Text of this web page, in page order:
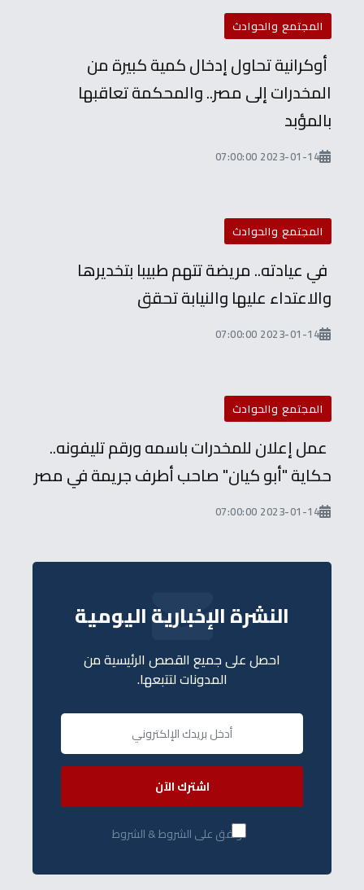
المجتمع والحوادث
أوكرانية تحاول إدخال كمية كبيرة من
المخدرات إلى مصر.. والمحكمة تعاقبها
بالمؤبد
2023-01-14 07:00:00
المجتمع والحوادث
في عيادته.. مريضة تتهم طبيبا بتخديرها
والاعتداء عليها والنيابة تحقق
2023-01-14 07:00:00
المجتمع والحوادث
عمل إعلان للمخدرات باسمه ورقم تليفونه..
حكاية "أبو كيان" صاحب أطرف جريمة في مصر
2023-01-14 07:00:00
النشرة الإخبارية اليومية
احصل على جميع القصص الرئيسية من
المدونات لتتبعها.
اشترك الآن
أوافق على الشروط & الشروط